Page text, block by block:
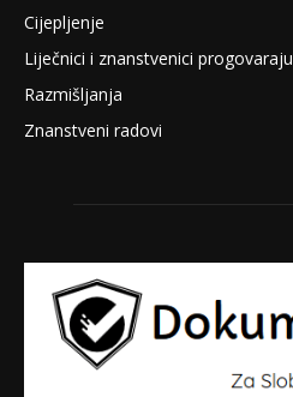
Cijepljenje
Liječnici i znanstvenici progovaraju
Razmišljanja
Znanstveni radovi